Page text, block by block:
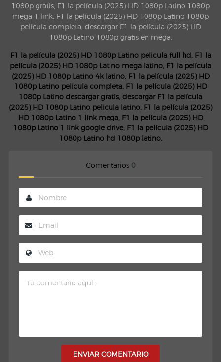
1080p gratis, F1 la película (2025) HD 1080p Latino 1080p
mega 1 link, F1 la película (2025) HD 1080p Latino 1080p
pelicula completa, descargar F1 la película (2025) HD
1080p Latino 1080p gratis en mega.
F1 la película (2025) HD 1080p Latino pelicula full hd, F1 la
película (2025) HD 1080p Latino mega latino, F1 la película
(2025) HD 1080p Latino 4k latino, F1 la película (2025) HD
1080p Latino pelicula completa, F1 la película (2025) HD
1080p Latino descargar gratis, descargar F1 la película
(2025) HD 1080p Latino pelicula latino, F1 la película (2025)
HD 1080p Latino 1 link mega, F1 la película (2025) HD
1080p Latino 1 link google drive, F1 la película (2025) HD
1080p Latino hd 1080p latino.
Comentarios 0
ENVIAR COMENTARIO